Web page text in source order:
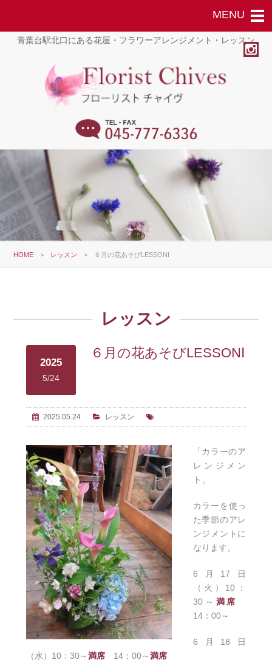
青葉台駅北口にある花屋・フラワーアレンジメント・レッスン
HOME > レッスン > ６月の花あそびLESSONⅠ
レッスン
2025
5/24
６月の花あそびLESSONⅠ
2025.05.24 レッスン
「カラーのア
レンジメン
ト」
カラーを使っ
た季節のアレ
ンジメントに
なります。
6月17日
（火）10：
30～ 満席
14：00～
6月18日
（水）10：30～満席 14：00～満席